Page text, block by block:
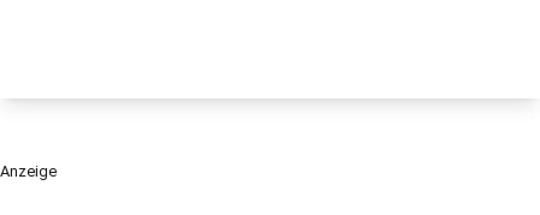
Anzeige